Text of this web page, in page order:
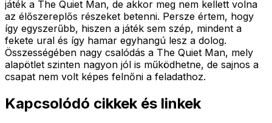
játék a The Quiet Man, de akkor meg nem kellett volna
az élőszereplős részeket betenni. Persze értem, hogy
így egyszerűbb, hiszen a játék sem szép, mindent a
fekete ural és így hamar egyhangú lesz a dolog.
Összességében nagy csalódás a The Quiet Man, mely
alapötlet szinten nagyon jól is működhetne, de sajnos a
csapat nem volt képes felnőni a feladathoz.
Kapcsolódó cikkek és linkek